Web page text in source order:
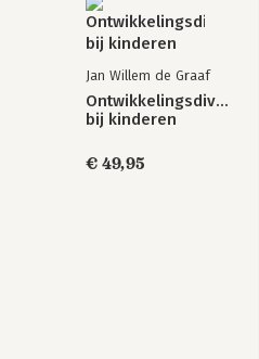
Jan Willem de Graaf
bij kinderen
€ 49,95